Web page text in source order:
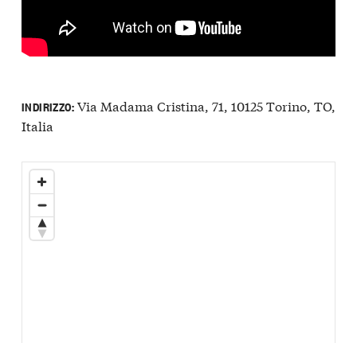
INDIRIZZO:Via Madama Cristina, 71, 10125 Torino, TO,
Italia